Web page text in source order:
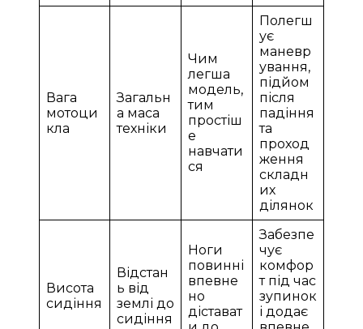
Вага
мотоци
кла
Загальн
а маса
техніки
Чим
легша
модель,
тим
простіш
е
навчати
ся
Полегш
ує
маневр
ування,
підйом
після
падіння
та
проход
ження
складн
их
ділянок
Висота
сидіння
Відстан
ь від
землі до
сидіння
Ноги
повинні
впевне
но
дістават
Забезпе
чує
комфор
т під час
зупинок
і додає